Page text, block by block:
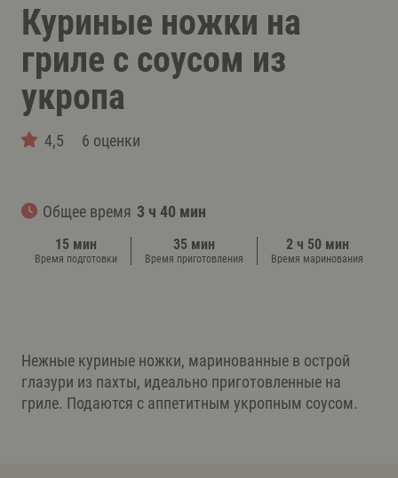
Куриные ножки на
гриле с соусом из
укропа
4,5 6 оценки
Общее время 3 ч 40 мин
15 мин
Время подготовки
35 мин
Время приготовления
2 ч 50 мин
Время маринования
Нежные куриные ножки, маринованные в острой
глазури из пахты, идеально приготовленные на
гриле. Подаются с аппетитным укропным соусом.